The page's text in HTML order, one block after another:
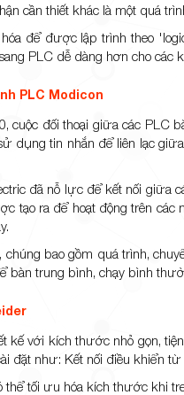
cần thiết khác là một quá
để được lập trình theo
PLC dễ dàng hơn cho các
PLC Modicon
cuộc đối thoại giữa các
dụng tin nhắn để liên lạc
đã nỗ lực để kết nối giữa
tạo ra để hoạt động trên các
chúng bao gồm quá trình,
trung bình, chạy bình
kế với kích thước nhỏ gọn,
đặt như: Kết nối điều khiển
thể tối ưu hóa kích thước khi